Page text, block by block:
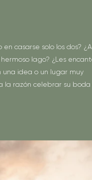
casarse solo los dos?
lago? ¿Les
idea o un lugar muy
la razón celebrar su boda